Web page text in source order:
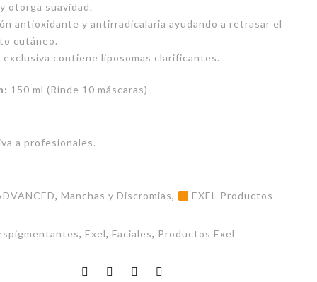
otorga suavidad.
antioxidante y antirradicalaria ayudando a retrasar el
cutáneo.
exclusiva contiene liposomas clarificantes.
150 ml (Rinde 10 máscaras)
a profesionales.
,Manchas y Discromias,
EXEL Productos
,Exel,Faciales, Productos Exel